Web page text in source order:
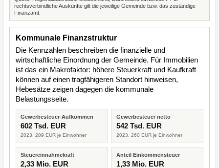
rechtsverbindliche Auskünfte gilt die jeweilige Gemeinde bzw. das zuständige
Finanzamt.
Kommunale Finanzstruktur
Die Kennzahlen beschreiben die finanzielle und
wirtschaftliche Einordnung der Gemeinde. Für Immobilien
ist das ein Makrofaktor: höhere Steuerkraft und Kaufkraft
können auf einen tragfähigeren Standort hinweisen,
Hebesätze zeigen dagegen die kommunale
Belastungsseite.
Gewerbesteuer-Aufkommen
602 Tsd. EUR
2023, 289 EUR je Einwohner
Gewerbesteuer netto
542 Tsd. EUR
2023, 260 EUR je Einwohner
Steuereinnahmekraft
2,33 Mio. EUR
Anteil Einkommensteuer
1,33 Mio. EUR